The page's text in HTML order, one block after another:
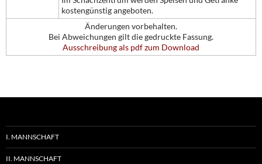
kostengünstig angeboten.
Änderungen vorbehalten.
Bei Abweichungen gilt die gedruckte Fassung.
Ausschreibung als pdf zum Download
I. MANNSCHAFT
II. MANNSCHAFT